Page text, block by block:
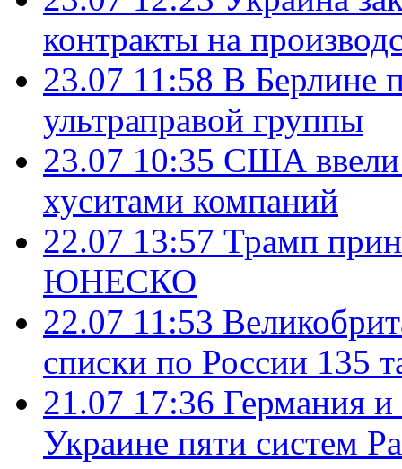
контракты на
23.07 11:58 В Берлине
ультраправой группы
23.07 10:35 США ввели
хуситами компаний
22.07 13:57 Трамп
ЮНЕСКО
22.07 11:53
списки по России 135
21.07 17:36 Германия
Украине пяти систем